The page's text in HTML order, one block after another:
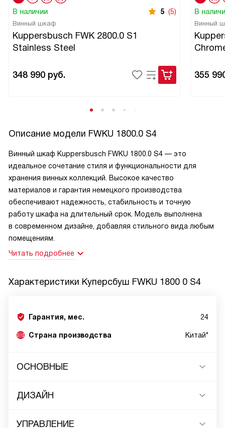
В наличии 5 (5)
Винный шкаф
Kuppersbusch FWK 2800.0 S1
Stainless Steel
348 990 руб.
В
Винный
355
Описание модели FWKU 1800.0 S4
Винный шкаф Kuppersbusch FWKU 1800.0 S4 — это
идеальное сочетание стиля и функциональности для
хранения винных коллекций. Высокое качество
материалов и гарантия немецкого производства
обеспечивают надежность, стабильность и точную
работу шкафа на длительный срок. Модель выполнена
в современном дизайне, добавляя стильного вида любым
помещениям.
Читать подробнее
Характеристики Куперсбуш FWKU 1800 0 S4
Гарантия, мес. 24
Страна производства Китай*
ОСНОВНЫЕ
ДИЗАЙН
УПРАВЛЕНИЕ